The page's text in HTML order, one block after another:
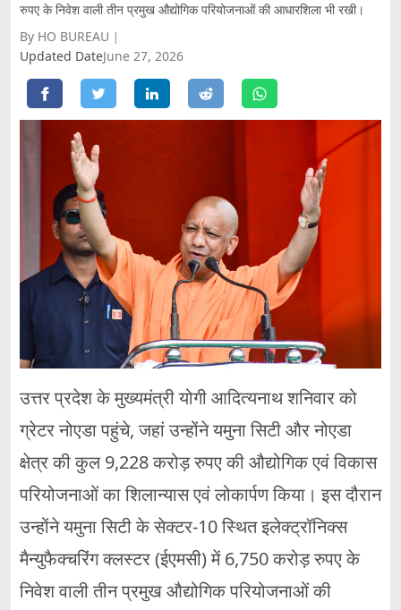
रुपए के निवेश वाली तीन प्रमुख औद्योगिक परियोजनाओं की आधारशिला भी रखी।
By HO BUREAU
Updated DateJune 27, 2026
उत्तर प्रदेश के मुख्यमंत्री योगी आदित्यनाथ शनिवार को
ग्रेटर नोएडा पहुंचे, जहां उन्होंने यमुना सिटी और नोएडा
क्षेत्र की कुल 9,228 करोड़ रुपए की औद्योगिक एवं विकास
परियोजनाओं का शिलान्यास एवं लोकार्पण किया। इस दौरान
उन्होंने यमुना सिटी के सेक्टर-10 स्थित इलेक्ट्रॉनिक्स
मैन्युफैक्चरिंग क्लस्टर (ईएमसी) में 6,750 करोड़ रुपए के
निवेश वाली तीन प्रमुख औद्योगिक परियोजनाओं की